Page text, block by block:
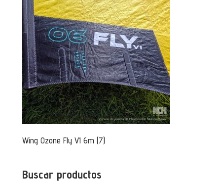
Wing Ozone Fly V1 6m (7)
Buscar productos